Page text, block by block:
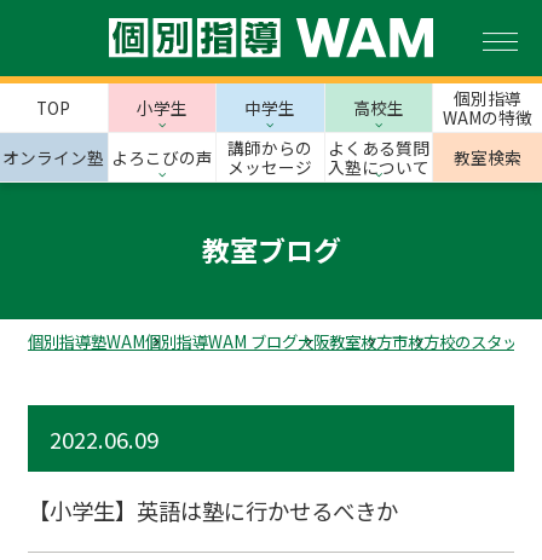
TOP 小学生 中学生 高校生
個別指導
WAMの特徴
オンライン塾 よろこびの声
講師からの
メッセージ
よくある質問
入塾について
教室検索
教室ブログ
個別指導塾WAM個別指導WAM ブログ大阪教室枚方市枚方校のスタッフ
2022.06.09
【小学生】英語は塾に行かせるべきか